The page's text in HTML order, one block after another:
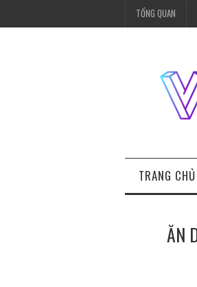
TỔNG QUAN
TRANG CHỦ
ĂN